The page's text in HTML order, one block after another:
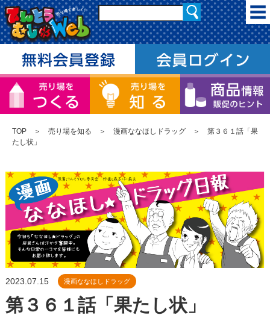
TOP ＞ 売り場を知る ＞ 漫画ななほしドラッグ ＞ 第３６１話「果
たし状」
2023.07.15 漫画ななほしドラッグ
第３６１話「果たし状」